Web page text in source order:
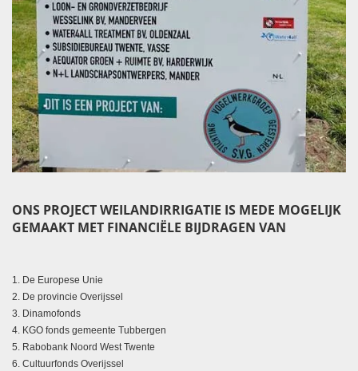
ONS PROJECT WEILANDIRRIGATIE IS MEDE MOGELIJK
GEMAAKT MET FINANCIËLE BIJDRAGEN VAN
1. De Europese Unie
2. De provincie Overijssel
3. Dinamofonds
4. KGO fonds gemeente Tubbergen
5. Rabobank Noord West Twente
6. Cultuurfonds Overijssel